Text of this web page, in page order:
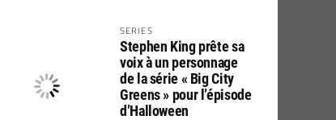
SERIES
Stephen King prête sa
voix à un personnage
de la série « Big City
Greens » pour l’épisode
d’Halloween